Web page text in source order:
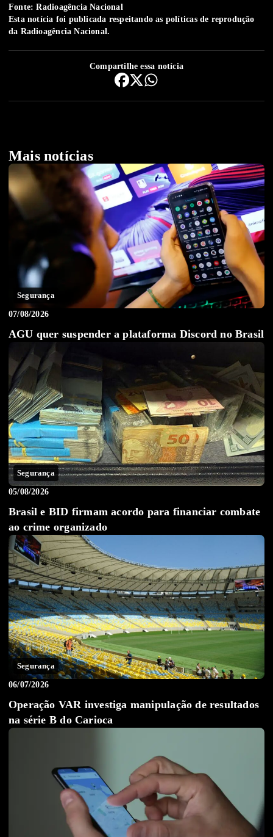
Fonte: Radioagência Nacional
Esta notícia foi publicada respeitando as políticas de reprodução
da Radioagência Nacional.
Compartilhe essa notícia
Mais notícias
Segurança
07/08/2026
AGU quer suspender a plataforma Discord no Brasil
Segurança
05/08/2026
Brasil e BID firmam acordo para financiar combate
ao crime organizado
Segurança
06/07/2026
Operação VAR investiga manipulação de resultados
na série B do Carioca